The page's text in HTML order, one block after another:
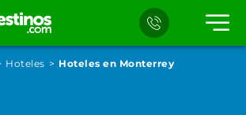
Hoteles Hoteles en Monterrey